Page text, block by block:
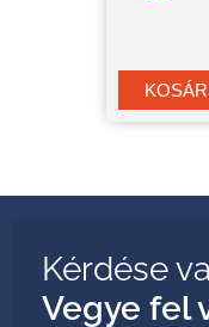
Kérdése
Vegye fel